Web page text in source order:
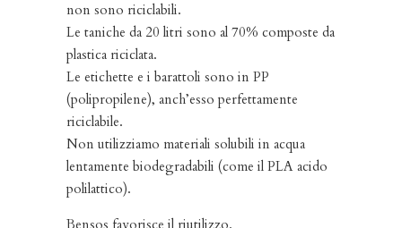
non sono riciclabili.
Le taniche da 20 litri sono al 70% composte da
plastica riciclata.
Le etichette e i barattoli sono in PP
(polipropilene), anch’esso perfettamente
riciclabile.
Non utilizziamo materiali solubili in acqua
lentamente biodegradabili (come il PLA acido
polilattico).